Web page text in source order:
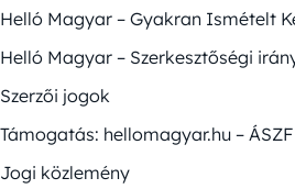
Helló Magyar – Gyakran Ismételt
Helló Magyar – Szerkesztőségi
Szerzői jogok
Támogatás: hellomagyar.hu – ÁSZF
Jogi közlemény